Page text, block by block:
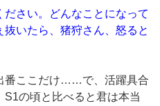
ださい。どんなことになって
いたら、猪狩さん、怒ると
番ここだけ……で、活躍具合
の頃と比べると君は本当